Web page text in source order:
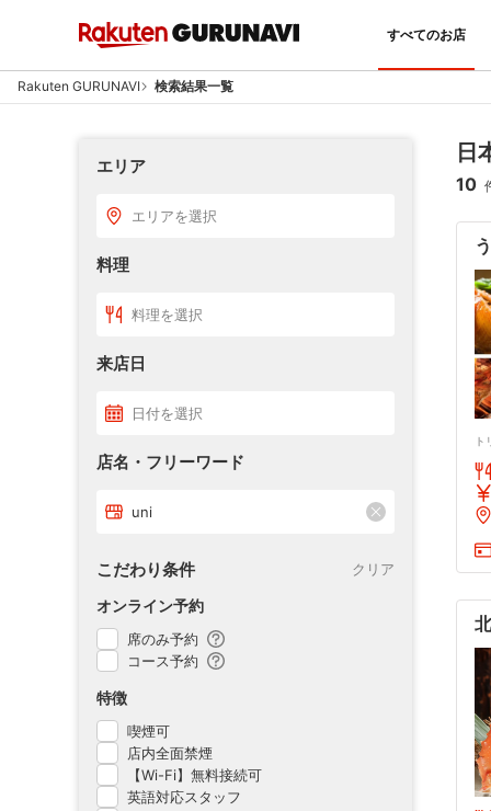
すべてのお店
Rakuten GURUNAVI 検索結果一覧
エリア
エリアを選択
料理
料理を選択
来店日
日付を選択
店名・フリーワード
uni
こだわり条件 クリア
オンライン予約
席のみ予約
コース予約
特徴
喫煙可
店内全面禁煙
【Wi-Fi】無料接続可
英語対応スタッフ
日
10
ト